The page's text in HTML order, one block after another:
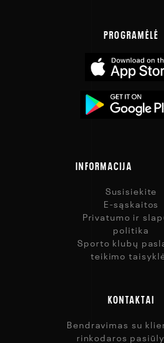
SPORTO KLUBAI
NARYSTĖS
PROGRAMĖLĖ
INFORMACIJA
Susisiekite
E-sąskaitos
Privatumo ir
politika
Sporto klubų
teikimo
KONTAKTAI
Bendravimas su
rinkodaros